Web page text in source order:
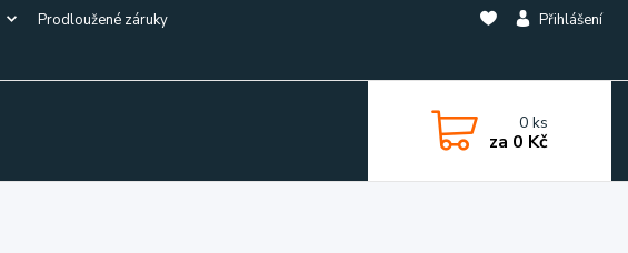
Prodloužené záruky
Přihlášení
0 ks
za 0 Kč